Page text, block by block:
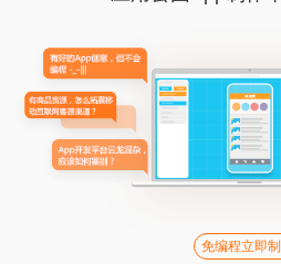
免编程立即